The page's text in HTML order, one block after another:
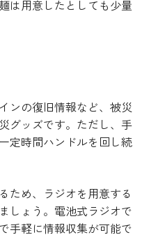
は用意したとしても少量
ンの復旧情報など、被災
グッズです。ただし、手
定時間ハンドルを回し続
ため、ラジオを用意する
しょう。電池式ラジオで
手軽に情報収集が可能で